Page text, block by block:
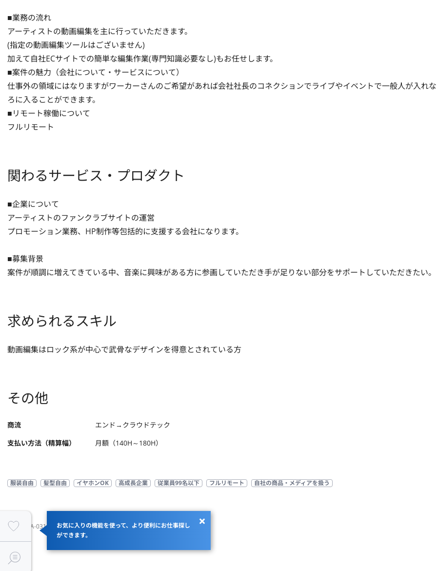
お気に入りの機能を使って、より便利にお仕事探し
ができます。
■業務の流れ
アーティストの動画編集を主に行っていただきます。
(指定の動画編集ツールはございません)
加えて自社ECサイトでの簡単な編集作業(専門知識必要なし)もお任せします。
■案件の魅力（会社について・サービスについて）
仕事外の領域にはなりますがワーカーさんのご希望があれば会社社長のコネクションでライブやイベントで一般人が入れ
ろに入ることができます。
■リモート稼働について
フルリモート
関わるサービス・プロダクト
■企業について
アーティストのファンクラブサイトの運営
プロモーション業務、HP制作等包括的に支援する会社になります。
■募集背景
案件が順調に増えてきている中、音楽に興味がある方に参画していただき手が足りない部分をサポートしていただきたい。
求められるスキル
動画編集はロック系が中心で武骨なデザインを得意とされている方
その他
商流
エンド→クラウドテック
支払い方法（精算幅）
月額（140H～180H）
服装自由 髪型自由 イヤホンOK 高成長企業 従業員99名以下 フルリモート 自社の商品・メディアを扱う
JOBID：JA-031610